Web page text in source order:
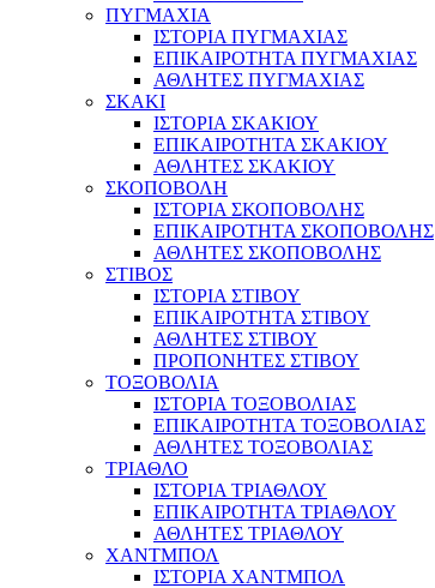
ΠΥΓΜΑΧΙΑ
ΙΣΤΟΡΙΑ ΠΥΓΜΑΧΙΑΣ
ΕΠΙΚΑΙΡΟΤΗΤΑ ΠΥΓΜΑΧΙΑΣ
ΑΘΛΗΤΕΣ ΠΥΓΜΑΧΙΑΣ
ΣΚΑΚΙ
ΙΣΤΟΡΙΑ ΣΚΑΚΙΟΥ
ΕΠΙΚΑΙΡΟΤΗΤΑ ΣΚΑΚΙΟΥ
ΑΘΛΗΤΕΣ ΣΚΑΚΙΟΥ
ΣΚΟΠΟΒΟΛΗ
ΙΣΤΟΡΙΑ ΣΚΟΠΟΒΟΛΗΣ
ΕΠΙΚΑΙΡΟΤΗΤΑ ΣΚΟΠΟΒΟΛΗΣ
ΑΘΛΗΤΕΣ ΣΚΟΠΟΒΟΛΗΣ
ΣΤΙΒΟΣ
ΙΣΤΟΡΙΑ ΣΤΙΒΟΥ
ΕΠΙΚΑΙΡΟΤΗΤΑ ΣΤΙΒΟΥ
ΑΘΛΗΤΕΣ ΣΤΙΒΟΥ
ΠΡΟΠΟΝΗΤΕΣ ΣΤΙΒΟΥ
ΤΟΞΟΒΟΛΙΑ
ΙΣΤΟΡΙΑ ΤΟΞΟΒΟΛΙΑΣ
ΕΠΙΚΑΙΡΟΤΗΤΑ ΤΟΞΟΒΟΛΙΑΣ
ΑΘΛΗΤΕΣ ΤΟΞΟΒΟΛΙΑΣ
ΤΡΙΑΘΛΟ
ΙΣΤΟΡΙΑ ΤΡΙΑΘΛΟΥ
ΕΠΙΚΑΙΡΟΤΗΤΑ ΤΡΙΑΘΛΟΥ
ΑΘΛΗΤΕΣ ΤΡΙΑΘΛΟΥ
ΧΑΝΤΜΠΟΛ
ΙΣΤΟΡΙΑ ΧΑΝΤΜΠΟΛ